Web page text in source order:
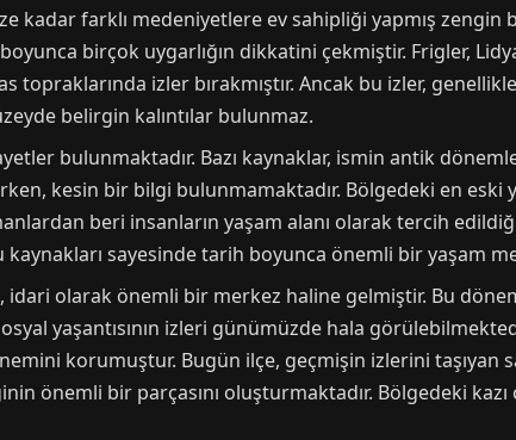
kadar farklı medeniyetlere ev sahipliği yapmış zengin
birçok uygarlığın dikkatini çekmiştir. Frigler,
topraklarında izler bırakmıştır. Ancak bu izler,
belirgin kalıntılar bulunmaz.
bulunmaktadır. Bazı kaynaklar, ismin antik
kesin bir bilgi bulunmamaktadır. Bölgedeki en eski
beri insanların yaşam alanı olarak tercih
sayesinde tarih boyunca önemli bir yaşam
olarak önemli bir merkez haline gelmiştir. Bu
yaşantısının izleri günümüzde hala
korumuştur. Bugün ilçe, geçmişin izlerini taşıyan
önemli bir parçasını oluşturmaktadır. Bölgedeki kazı